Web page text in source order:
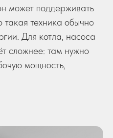
может поддерживать
такая техника обычно
Для котла, насоса
сложнее: там нужно
мощность,